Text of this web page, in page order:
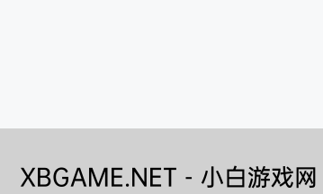
XBGAME.NET - 小白游戏网